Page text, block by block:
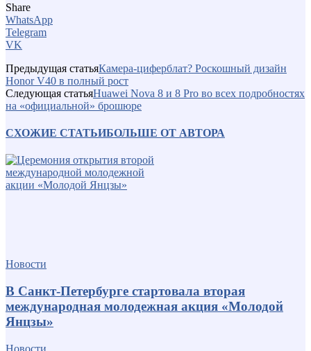
Share
WhatsApp
Telegram
VK
Предыдущая статьяКамера-циферблат? Роскошный дизайн
Honor V40 в полный рост
Следующая статьяHuawei Nova 8 и 8 Pro во всех подробностях
на «официальной» брошюре
СХОЖИЕ СТАТЬИБОЛЬШЕ ОТ АВТОРА
Новости
В Санкт-Петербурге стартовала вторая
международная молодежная акция «Молодой
Янцзы»
Новости